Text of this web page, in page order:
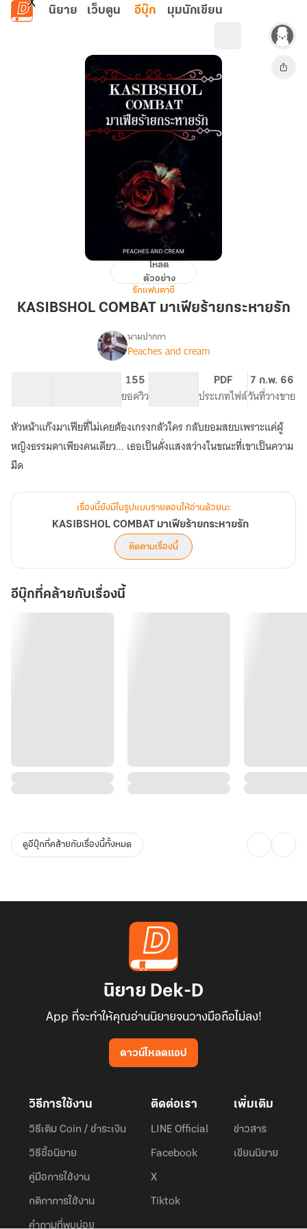
ข้ามไปยังเนื้อหาหลัก
นิยาย เว็บตูน อีบุ๊ก มุมนักเขียน
KASIBSHOL
COMBAT
มาเฟีย
ระหาย
รัก
โหลด
ตัวอย่าง
รักแฟนตาซี
KASIBSHOL COMBAT มาเฟียร้ายกระหายรัก
เรื่องKASIBSHOL
รัก
นามปากกา
Peaches and cream
155
ยอดวิว
PDF
ประเภทไฟล์
7 ก.พ. 66
วันที่วางขาย
หัวหน้าแก๊งมาเฟียที่ไม่เคยต้องเกรงกลัวใคร กลับยอมสยบเพราะแค่ผู้
หญิงธรรมดาเพียงคนเดียว... เธอเป็นดั่งแสงสว่างในขณะที่เขาเป็นความ
มืด
เรื่องนี้ยังมีในรูปแบบรายตอนให้อ่านด้วยนะ
KASIBSHOL COMBAT มาเฟียร้ายกระหายรัก
ติดตามเรื่องนี้
อีบุ๊กที่คล้ายกับเรื่องนี้
ดูอีบุ๊กที่คล้ายกับเรื่องนี้ทั้งหมด
นิยาย Dek-D
App ที่จะทำให้คุณอ่านนิยายจนวางมือถือไม่ลง!
ดาวน์โหลดแอป
วิธีการใช้งาน
วิธีเติม Coin / ชำระเงิน
วิธีซื้อนิยาย
คู่มือการใช้งาน
กติกาการใช้งาน
คำถามที่พบบ่อย
ติดต่อเรา
LINE Official
Facebook
X
Tiktok
เพิ่มเติม
ข่าวสาร
เขียนนิยาย